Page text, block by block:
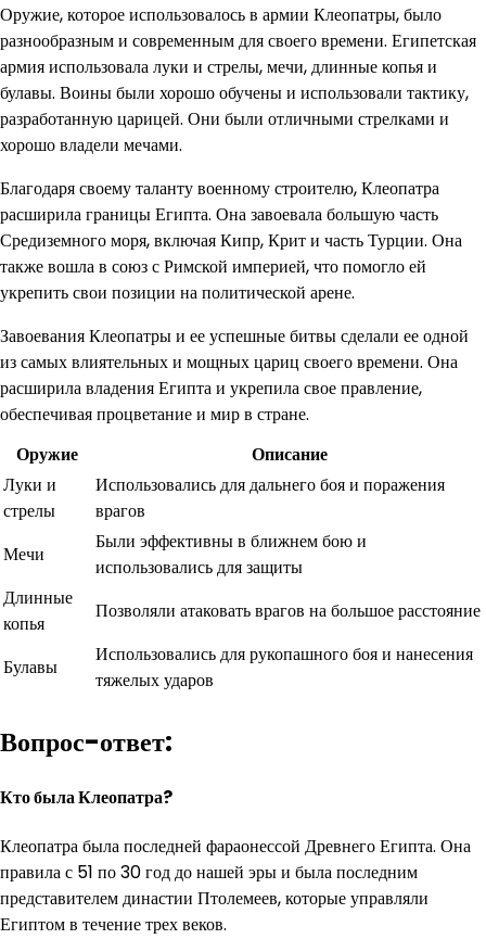
Оружие, которое использовалось в армии Клеопатры, было
разнообразным и современным для своего времени. Египетская
армия использовала луки и стрелы, мечи, длинные копья и
булавы. Воины были хорошо обучены и использовали тактику,
разработанную царицей. Они были отличными стрелками и
хорошо владели мечами.
Благодаря своему таланту военному строителю, Клеопатра
расширила границы Египта. Она завоевала большую часть
Средиземного моря, включая Кипр, Крит и часть Турции. Она
также вошла в союз с Римской империей, что помогло ей
укрепить свои позиции на политической арене.
Завоевания Клеопатры и ее успешные битвы сделали ее одной
из самых влиятельных и мощных цариц своего времени. Она
расширила владения Египта и укрепила свое правление,
обеспечивая процветание и мир в стране.
Оружие
Описание
Луки и
стрелы
Использовались для дальнего боя и поражения
врагов
Мечи
Были эффективны в ближнем бою и
использовались для защиты
Длинные
копья
Позволяли атаковать врагов на большое расстояние
Булавы
Использовались для рукопашного боя и нанесения
тяжелых ударов
Вопрос-ответ:
Кто была Клеопатра?
Клеопатра была последней фараонессой Древнего Египта. Она
правила с 51 по 30 год до нашей эры и была последним
представителем династии Птолемеев, которые управляли
Египтом в течение трех веков.